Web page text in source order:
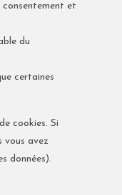
et
du
certaines
cookies. Si
vous avez
données).